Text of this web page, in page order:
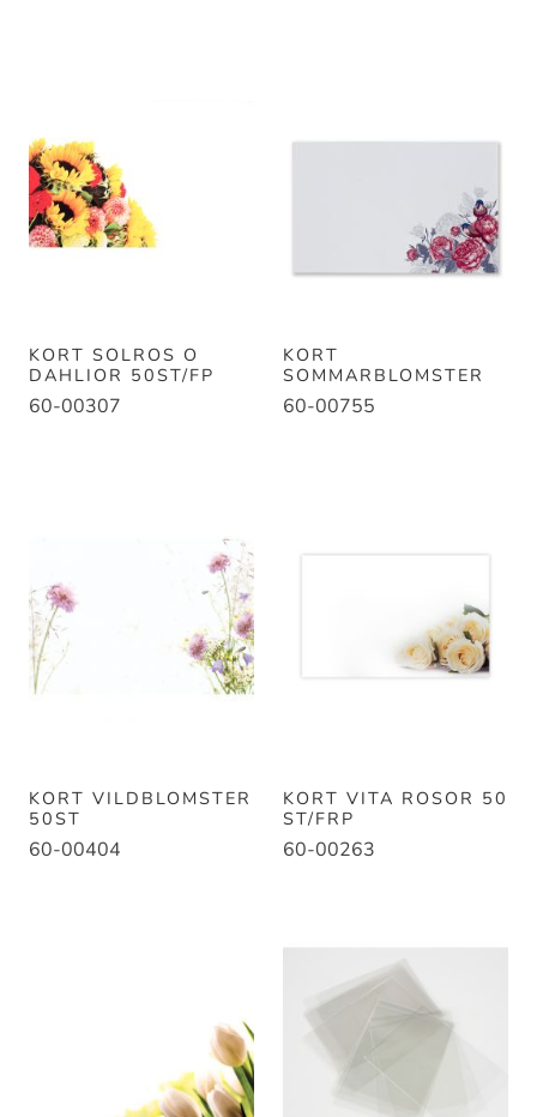
KORT SOLROS O
DAHLIOR 50ST/FP
60-00307
KORT
SOMMARBLOMSTER
60-00755
KORT VILDBLOMSTER
50ST
60-00404
KORT VITA ROSOR 50
ST/FRP
60-00263